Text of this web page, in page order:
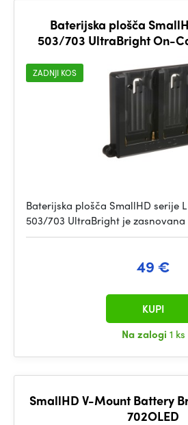
Baterijska plošča
503/703 UltraBright On-
ZADNJI KOS
Baterijska plošča SmallHD serije
503/703 UltraBright je zasnovana
49 €
Na zalogi 1 ks
KUPI
SmallHD V-Mount Battery
702OLED